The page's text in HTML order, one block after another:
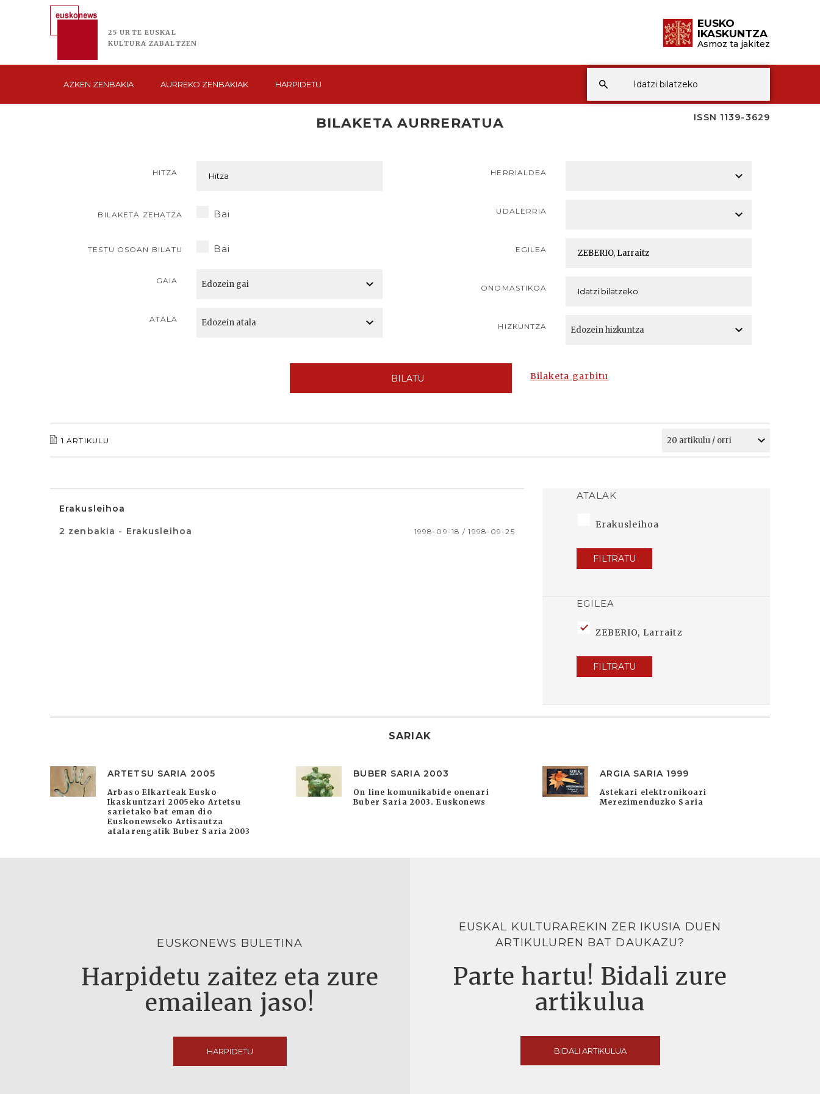
25 URTE EUSKAL
KULTURA ZABALTZEN
EUSKO
IKASKUNTZA
Asmoz ta jakitez
AZKEN ZENBAKIA AURREKO ZENBAKIAK HARPIDETU
ISSN 1139-3629
BILAKETA AURRERATUA
HITZA
BILAKETA ZEHATZA Bai
TESTU OSOAN BILATU Bai
GAIA
ATALA
HERRIALDEA
UDALERRIA
EGILEA
ONOMASTIKOA
HIZKUNTZA
BILATU Bilaketa garbitu
1 ARTIKULU
Erakusleihoa
2 zenbakia - Erakusleihoa 1998-09-18 / 1998-09-25
ATALAK
Erakusleihoa
FILTRATU
EGILEA
ZEBERIO, Larraitz
FILTRATU
SARIAK
ARTETSU SARIA 2005
Arbaso Elkarteak Eusko
Ikaskuntzari 2005eko Artetsu
sarietako bat eman dio
Euskonewseko Artisautza
atalarengatik Buber Saria 2003
BUBER SARIA 2003
On line komunikabide onenari
Buber Saria 2003. Euskonews
ARGIA SARIA 1999
Astekari elektronikoari
Merezimenduzko Saria
EUSKONEWS BULETINA
Harpidetu zaitez eta zure
emailean jaso!
HARPIDETU
EUSKAL KULTURAREKIN ZER IKUSIA DUEN
ARTIKULUREN BAT DAUKAZU?
Parte hartu! Bidali zure
artikulua
BIDALI ARTIKULUA